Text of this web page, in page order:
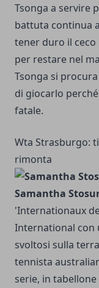
Tsonga a servire
battuta continua
tener duro il
per restare nel
Tsonga si
di giocarlo
fatale.
Wta Strasburgo:
rimonta
Samantha
'Internationaux
International con
svoltosi sulla
tennista
serie, in